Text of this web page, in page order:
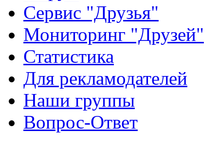
Сервис "Друзья"
Мониторинг "Друзей"
Статистика
Для рекламодателей
Наши группы
Вопрос-Ответ